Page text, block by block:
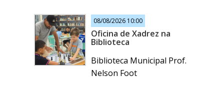
08/08/2026 10:00
Oficina de Xadrez na
Biblioteca
Biblioteca Municipal Prof.
Nelson Foot